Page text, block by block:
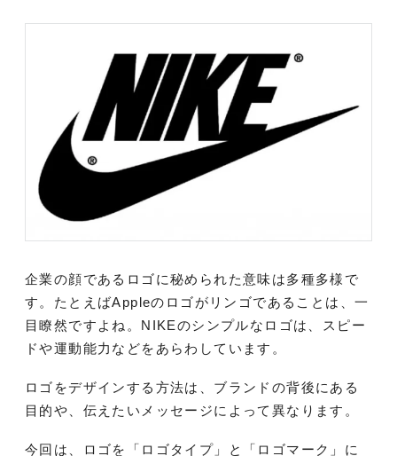
企業の顔であるロゴに秘められた意味は多種多様で
す。たとえばAppleのロゴがリンゴであることは、一
目瞭然ですよね。NIKEのシンプルなロゴは、スピー
ドや運動能力などをあらわしています。
ロゴをデザインする方法は、ブランドの背後にある
目的や、伝えたいメッセージによって異なります。
今回は、ロゴを「ロゴタイプ」と「ロゴマーク」に